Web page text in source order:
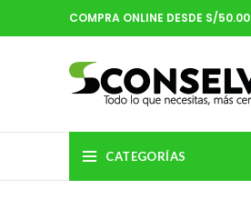
COMPRA ONLINE DESDE S/50.00
CATEGORÍAS